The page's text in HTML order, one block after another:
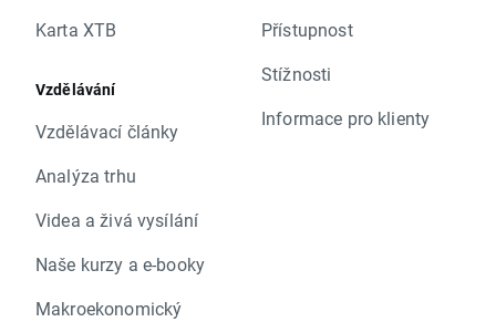
Karta XTB
Vzdělávání
Vzdělávací články
Analýza trhu
Videa a živá vysílání
Naše kurzy a e-booky
Makroekonomický
Přístupnost
Stížnosti
Informace pro klienty